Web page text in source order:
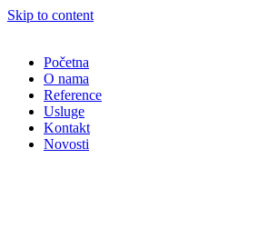
Skip to content
Početna
O nama
Reference
Usluge
Kontakt
Novosti